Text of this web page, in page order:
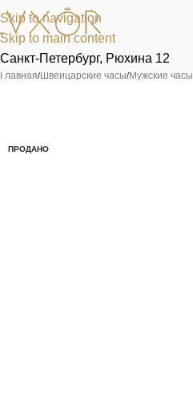
Skip to navigation
Skip to main content
Санкт-Петербург, Рюхина 12
Главная/Швейцарские часы/Мужские часы
ПРОДАНО